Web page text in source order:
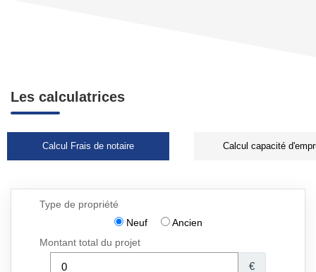
Les calculatrices
Calcul Frais de notaire Calcul capacité